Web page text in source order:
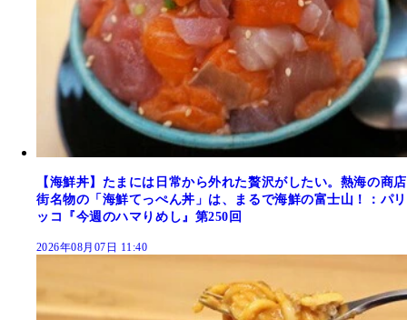
【海鮮丼】たまには日常から外れた贅沢がしたい。熱海の商店
街名物の「海鮮てっぺん丼」は、まるで海鮮の富士山！：パリ
ッコ『今週のハマりめし』第250回
2026年08月07日 11:40